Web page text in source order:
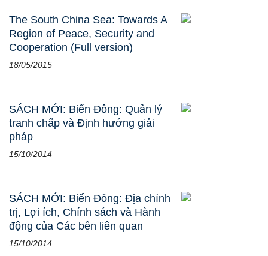
The South China Sea: Towards A
Region of Peace, Security and
Cooperation (Full version)
18/05/2015
SÁCH MỚI: Biển Đông: Quản lý
tranh chấp và Định hướng giải
pháp
15/10/2014
SÁCH MỚI: Biển Đông: Địa chính
trị, Lợi ích, Chính sách và Hành
động của Các bên liên quan
15/10/2014